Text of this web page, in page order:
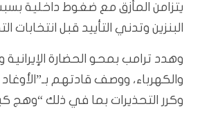
يتزامن المأزق مع ضغوط داخلية
البنزين وتدني التأييد قبل انتخابات
وهدد ترامب بمحو الحضارة الإيرانية
والكهرباء، ووصف قادتهم بـ”الأوغاد
وكرر التحذيرات بما في ذلك “وهج